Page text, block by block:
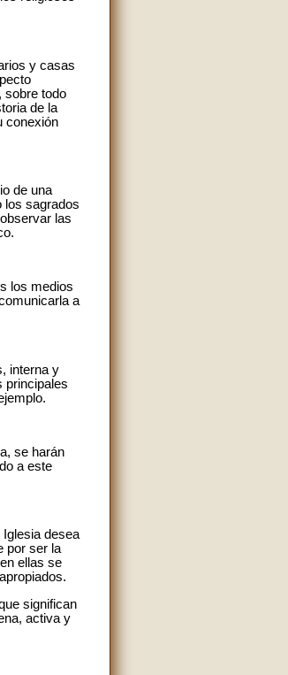
y casas
sobre todo
de la
conexión
de una
los sagrados
las
los medios
a
interna y
principales
se harán
a este
desea
por ser la
ellas se
significan
activa y